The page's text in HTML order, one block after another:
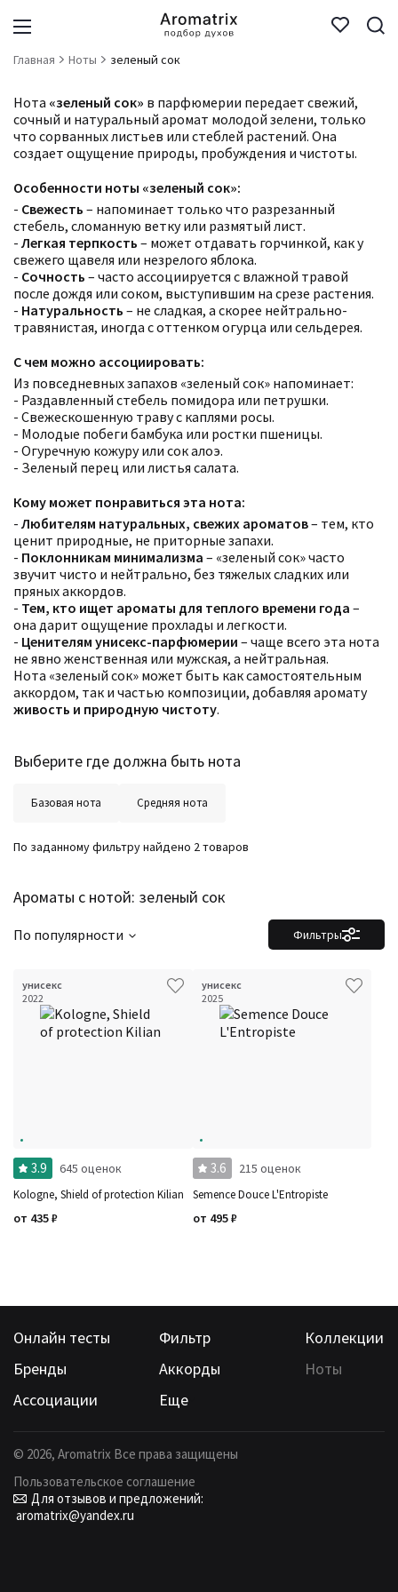
Главная Ноты зеленый сок
Нота «зеленый сок» в парфюмерии передает свежий,
сочный и натуральный аромат молодой зелени, только
что сорванных листьев или стеблей растений. Она
создает ощущение природы, пробуждения и чистоты.
Особенности ноты «зеленый сок»:
- Свежесть – напоминает только что разрезанный
стебель, сломанную ветку или размятый лист.
- Легкая терпкость – может отдавать горчинкой, как у
свежего щавеля или незрелого яблока.
- Сочность – часто ассоциируется с влажной травой
после дождя или соком, выступившим на срезе растения.
- Натуральность – не сладкая, а скорее нейтрально-
травянистая, иногда с оттенком огурца или сельдерея.
С чем можно ассоциировать:
Из повседневных запахов «зеленый сок» напоминает:
- Раздавленный стебель помидора или петрушки.
- Свежескошенную траву с каплями росы.
- Молодые побеги бамбука или ростки пшеницы.
- Огуречную кожуру или сок алоэ.
- Зеленый перец или листья салата.
Кому может понравиться эта нота:
- Любителям натуральных, свежих ароматов– тем, кто
ценит природные, не приторные запахи.
- Поклонникам минимализма – «зеленый сок» часто
звучит чисто и нейтрально, без тяжелых сладких или
пряных аккордов.
- Тем, кто ищет ароматы для теплого времени года –
она дарит ощущение прохлады и легкости.
- Ценителям унисекс-парфюмерии – чаще всего эта нота
не явно женственная или мужская, а нейтральная.
Нота «зеленый сок» может быть как самостоятельным
аккордом, так и частью композиции, добавляя аромату
живость и природную чистоту.
Выберите где должна быть нота
Базовая нота Средняя нота
Ароматы с нотой: зеленый сок
По заданному фильтру найдено 2 товаров
Фильтры
По популярности
Для кого
Количество оценок Сбросить
Цена Сбросить
Аккорды
Семейство
Бренды
унисекс
2022
3.9 645 оценок
Kologne, Shield of protection Kilian
от 435₽
унисекс
2025
3.6 215 оценок
Semence Douce L'Entropiste
от 495₽
Онлайн тесты Фильтр
Коллекции
Бренды
Аккорды
Ноты
Ассоциации
Еще
© 2026, Aromatrix Все права защищены
Пользовательское соглашение
Для отзывов и предложений:
aromatrix@yandex.ru